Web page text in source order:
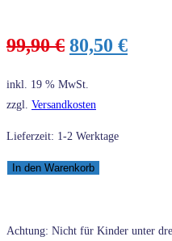
99,90€
war:
99,90 €
80,50 €
inkl. 19 % MwSt.
zzgl. Versandkosten
Lieferzeit: 1-2 Werktage
COBI
Do
In den Warenkorb
Achtung: Nicht für Kinder unter